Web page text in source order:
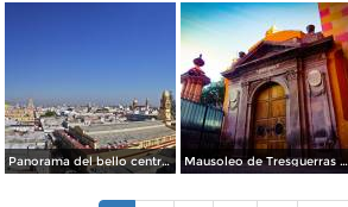
Panorama del bello centro histórico de Celaya Mausoleo de Tresguerras / Capilla de los Dolores